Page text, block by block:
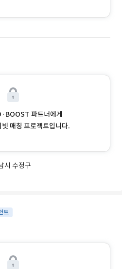
파트너에게
매칭 프로젝트입니다.
시 수정구
트